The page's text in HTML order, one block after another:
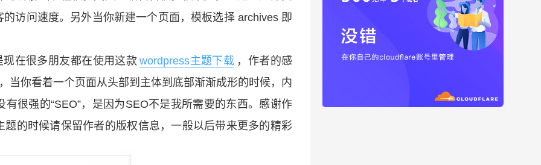
访问速度。另外当你新建一个页面，模板选择 archives 即
在很多朋友都在使用这款 wordpress主题下载 ，作者的感
当你看着一个页面从头部到主体到底部渐渐成形的时候，内
很强的“SEO”，是因为SEO不是我所需要的东西。感谢作
的时候请保留作者的版权信息，一般以后带来更多的精彩